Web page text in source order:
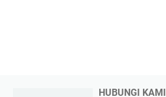
HUBUNGI KAMI